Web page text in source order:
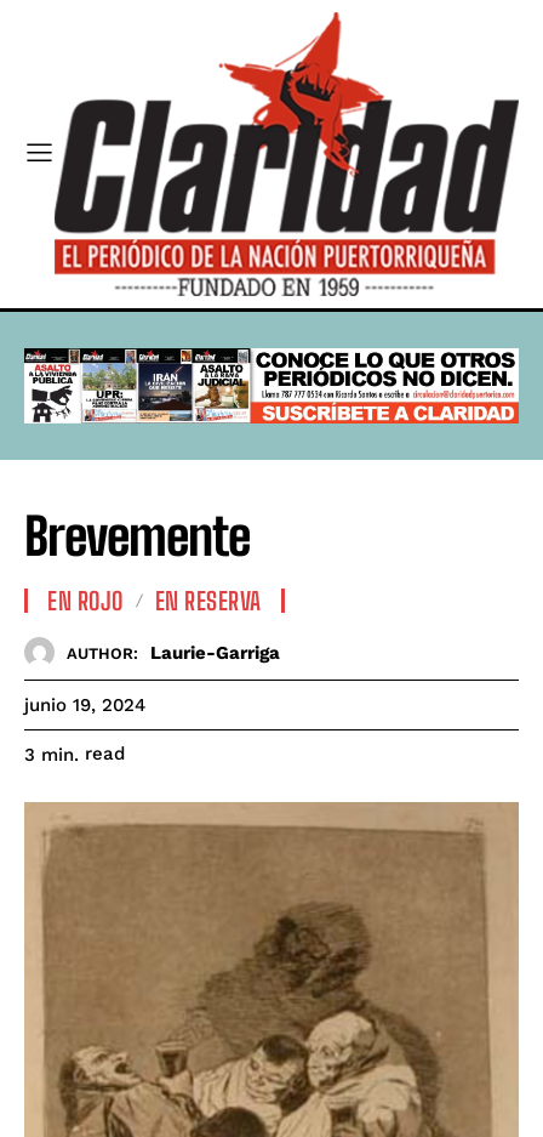
Brevemente
EN ROJO EN RESERVA
AUTHOR: Laurie-Garriga
junio 19, 2024
3 min. read